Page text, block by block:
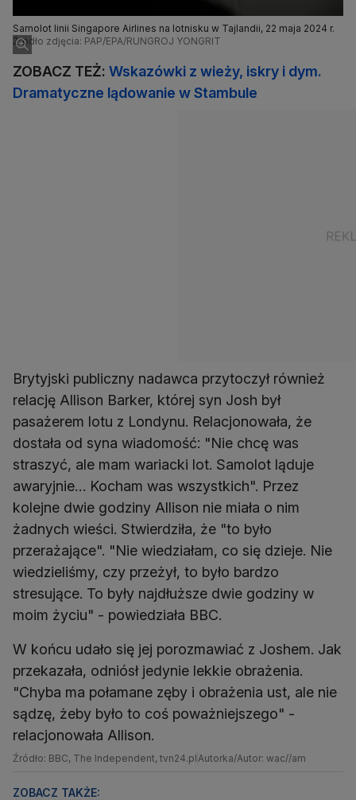
Samolot linii Singapore Airlines na lotnisku w Tajlandii, 22 maja 2024 r.
Źródło zdjęcia: PAP/EPA/RUNGROJ YONGRIT
ZOBACZ TEŻ: Wskazówki z wieży, iskry i dym.
Dramatyczne lądowanie w Stambule
Brytyjski publiczny nadawca przytoczył również
relację Allison Barker, której syn Josh był
pasażerem lotu z Londynu. Relacjonowała, że
dostała od syna wiadomość: "Nie chcę was
straszyć, ale mam wariacki lot. Samolot ląduje
awaryjnie… Kocham was wszystkich". Przez
kolejne dwie godziny Allison nie miała o nim
żadnych wieści. Stwierdziła, że "to było
przerażające". "Nie wiedziałam, co się dzieje. Nie
wiedzieliśmy, czy przeżył, to było bardzo
stresujące. To były najdłuższe dwie godziny w
moim życiu" - powiedziała BBC.
W końcu udało się jej porozmawiać z Joshem. Jak
przekazała, odniósł jedynie lekkie obrażenia.
"Chyba ma połamane zęby i obrażenia ust, ale nie
sądzę, żeby było to coś poważniejszego" -
relacjonowała Allison.
Źródło: BBC, The Independent, tvn24.pl Autorka/Autor: wac//am
ZOBACZ TAKŻE: